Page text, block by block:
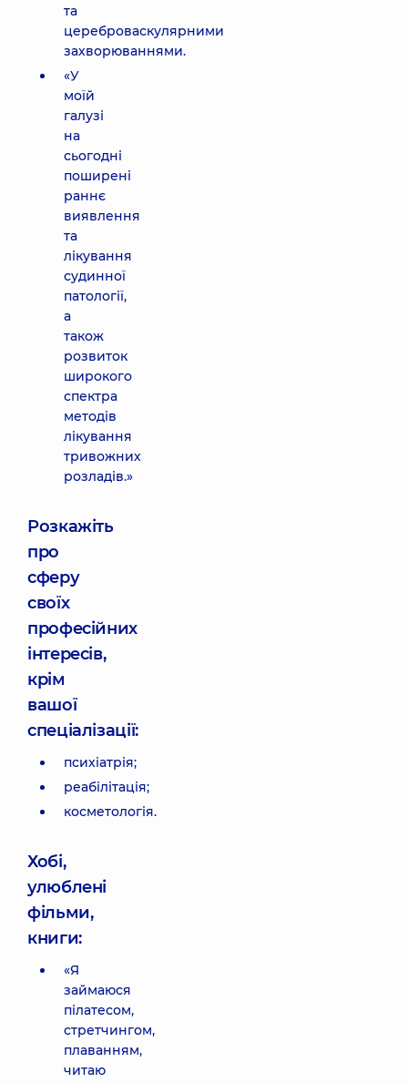
та
цереброваскулярними
захворюваннями.
«У
моїй
галузі
на
сьогодні
поширені
раннє
виявлення
та
лікування
судинної
патології,
а
також
розвиток
широкого
спектра
методів
лікування
тривожних
розладів.»
Розкажіть
про
сферу
своїх
професійних
інтересів,
крім
вашої
спеціалізації:
психіатрія;
реабілітація;
косметологія.
Хобі,
улюблені
фільми,
книги:
«Я
займаюся
пілатесом,
стретчингом,
плаванням,
читаю